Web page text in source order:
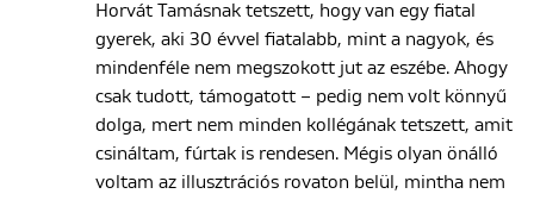
Horvát Tamásnak tetszett, hogy van egy fiatal
gyerek, aki 30 évvel fiatalabb, mint a nagyok, és
mindenféle nem megszokott jut az eszébe. Ahogy
csak tudott, támogatott – pedig nem volt könnyű
dolga, mert nem minden kollégának tetszett, amit
csináltam, fúrtak is rendesen. Mégis olyan önálló
voltam az illusztrációs rovaton belül, mintha nem